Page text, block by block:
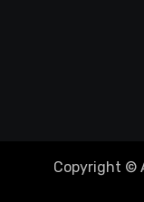
Copyright ©